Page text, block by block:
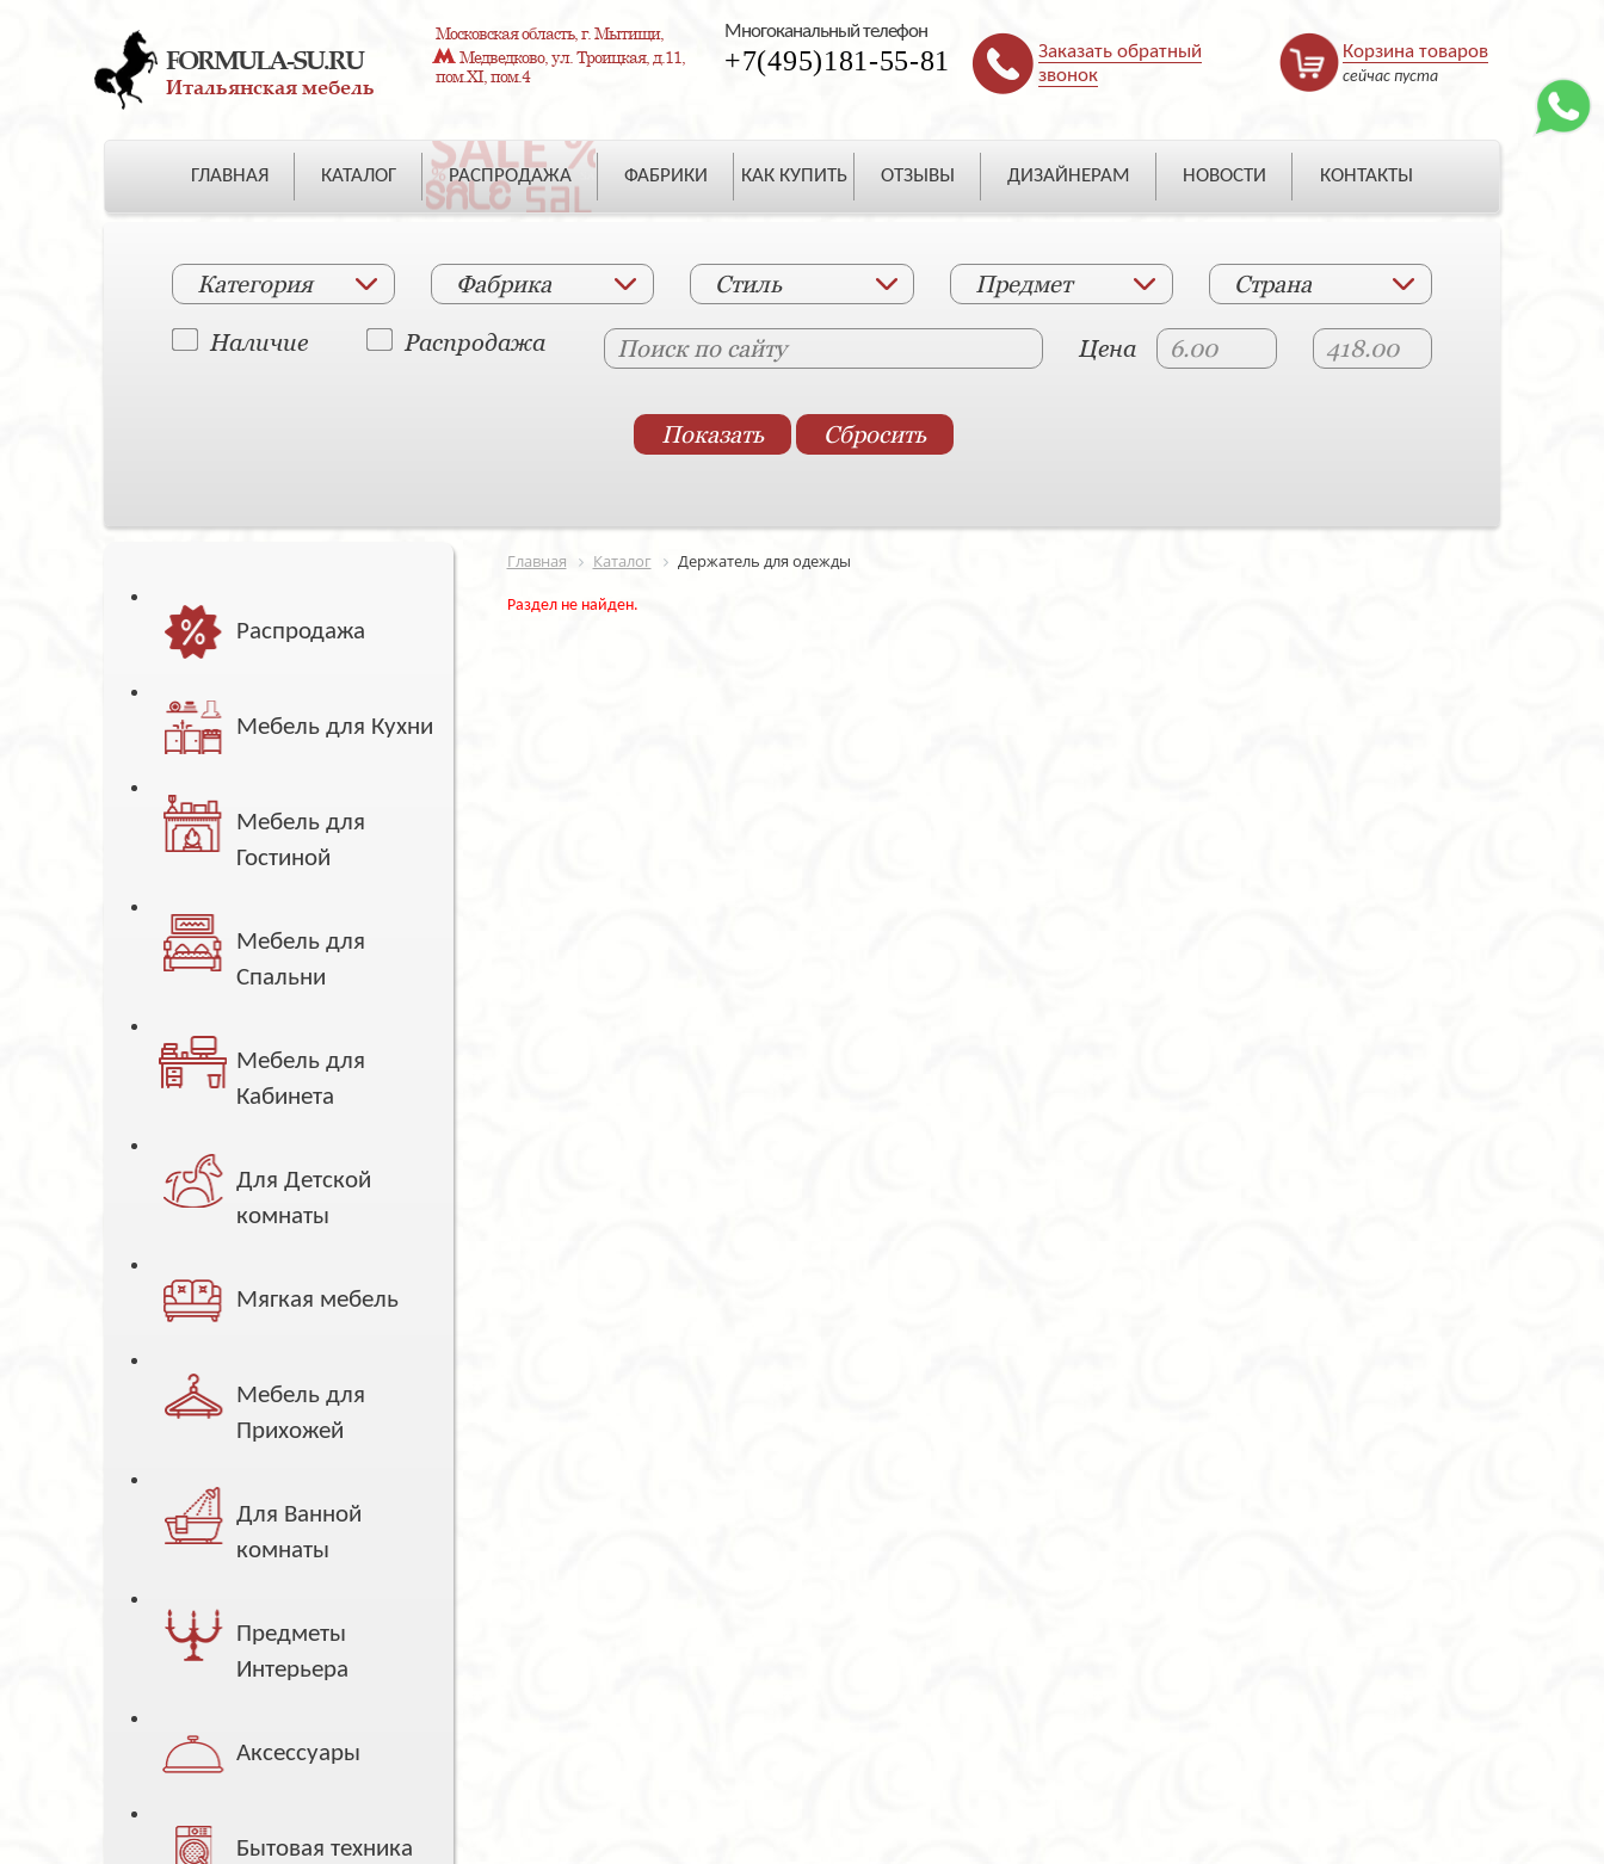
FORMULA-SU.RU
Итальянская мебель
Московская область, г. Мытищи,
Медведково, ул. Троицкая, д.11,
пом.XI, пом.4
Многоканальный телефон
+7(495)181-55-81
Заказать обратный
звонок
Корзина товаров
сейчас пуста
ГЛАВНАЯ КАТАЛОГ РАСПРОДАЖА ФАБРИКИ КАК КУПИТЬ ОТЗЫВЫ ДИЗАЙНЕРАМ НОВОСТИ КОНТАКТЫ
Категория Фабрика Стиль Предмет Страна
Наличие Распродажа Цена
Распродажа
Мебель для Кухни
Мебель для
Гостиной
Мебель для
Спальни
Мебель для
Кабинета
Для Детской
комнаты
Мягкая мебель
Мебель для
Прихожей
Для Ванной
комнаты
Предметы
Интерьера
Аксессуары
Бытовая техника
Главная Каталог Держатель для одежды
Раздел не найден.